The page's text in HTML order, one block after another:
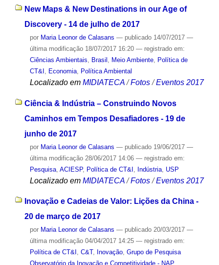
New Maps & New Destinations in our Age of
Discovery - 14 de julho de 2017
por Maria Leonor de Calasans — publicado14/07/2017 —
última modificação18/07/2017 16:20 — registrado em:
Ciências Ambientais, Brasil , Meio Ambiente, Política de
CT&I , Economia, Política Ambiental
Localizado em MIDIATECA /Fotos /Eventos 2017
Ciência & Indústria – Construindo Novos
Caminhos em Tempos Desafiadores - 19 de
junho de 2017
por Maria Leonor de Calasans — publicado19/06/2017 —
última modificação28/06/2017 14:06 — registrado em:
Pesquisa, ACIESP, Política de CT&I Indústria, USP
Localizado em MIDIATECA /Fotos /Eventos 2017
Inovação e Cadeias de Valor: Lições da China -
20 de março de 2017
por Maria Leonor de Calasans — publicado20/03/2017 —
última modificação04/04/2017 14:25 — registrado em:
Política de CT&I , C&T, Inovação, Grupo de Pesquisa
Observatório da Inovação e Competitividade - NAP